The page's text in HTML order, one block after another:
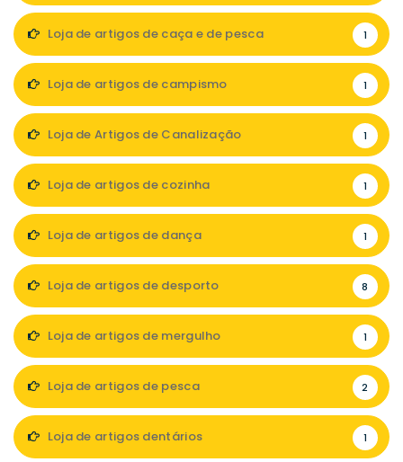
Loja de artigos de caça e de pesca 1
Loja de artigos de campismo 1
Loja de Artigos de Canalização 1
Loja de artigos de cozinha 1
Loja de artigos de dança 1
Loja de artigos de desporto 8
Loja de artigos de mergulho 1
Loja de artigos de pesca 2
Loja de artigos dentários 1